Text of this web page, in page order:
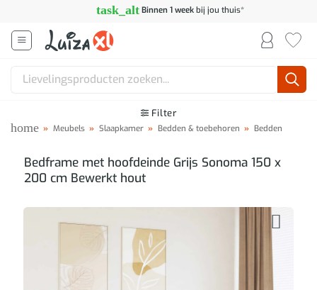
inhoud
task_alt Binnen 1 weekbij jou thuis*
Zoeken
Filter
home » Meubels » Slaapkamer » Bedden & toebehoren » Bedden
Bedframe met hoofdeinde Grijs Sonoma 150 x
200 cm Bewerkt hout